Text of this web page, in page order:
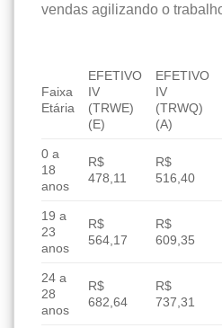
vendas agilizando o
Faixa
Etária
EFETIVO
IV
(TRWE)
(E)
EFETIVO
IV
(TRWQ)
(A)
0 a
18
anos
R$
478,11
R$
516,40
19 a
23
anos
R$
564,17
R$
609,35
24 a
28
anos
R$
682,64
R$
737,31